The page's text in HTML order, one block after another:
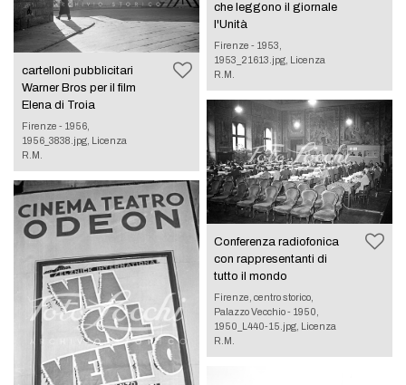
cartelloni pubblicitari
Warner Bros per il film
Elena di Troia
Firenze - 1956,
1956_3838.jpg, Licenza
R.M.
che leggono il giornale
l'Unità
Firenze - 1953,
1953_21613.jpg, Licenza
R.M.
Conferenza radiofonica
con rappresentanti di
tutto il mondo
Firenze, centro storico,
Palazzo Vecchio - 1950,
1950_L440-15.jpg, Licenza
R.M.